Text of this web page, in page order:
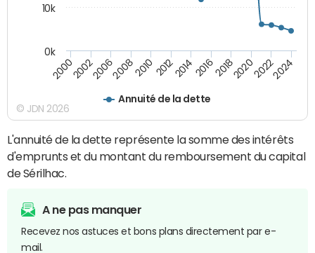
Annuité de la dette
20002002200620082010 2012201420162018202020222024
0k
10k
© JDN 2026
L'annuité de la dette représente la somme des intérêts
d'emprunts et du montant du remboursement du capital
de Sérilhac.
A ne pas manquer
Recevez nos astuces et bons plans directement par e-
mail.